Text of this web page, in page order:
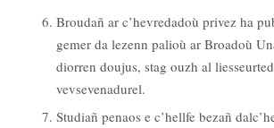
Broudañ ar c’hevredadoù privez ha
gemer da lezenn palioù ar Broadoù
diorren doujus, stag ouzh al liesseurted
vevsevenadurel.
Studiañ penaos e c’hellfe bezañ